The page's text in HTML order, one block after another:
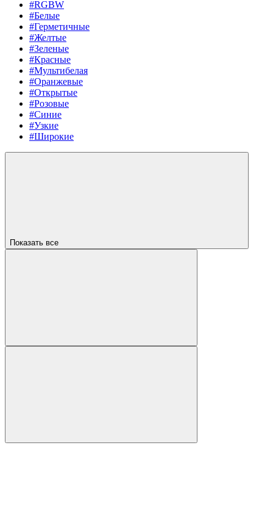
#RGBW
#Белые
#Герметичные
#Желтые
#Зеленые
#Красные
#Мультибелая
#Оранжевые
#Открытые
#Розовые
#Синие
#Узкие
#Широкие
Показать все